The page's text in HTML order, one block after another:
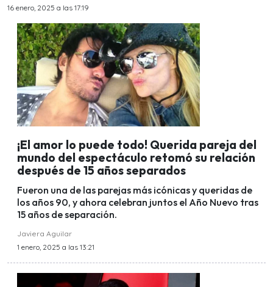
16 enero, 2025 a las 17:19
¡El amor lo puede todo! Querida pareja del
mundo del espectáculo retomó su relación
después de 15 años separados
Fueron una de las parejas más icónicas y queridas de
los años 90, y ahora celebran juntos el Año Nuevo tras
15 años de separación.
Javiera Aguilar
1 enero, 2025 a las 13:21